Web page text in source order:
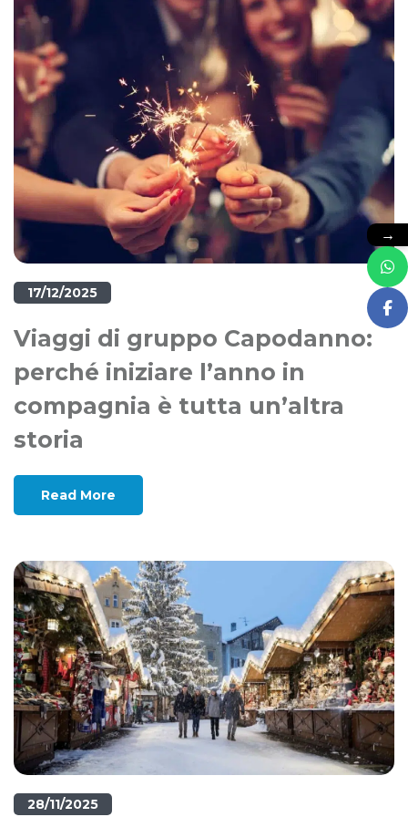
17/12/2025
Viaggi di gruppo Capodanno:
perché iniziare l’anno in
compagnia è tutta un’altra
storia
Read More
28/11/2025
→